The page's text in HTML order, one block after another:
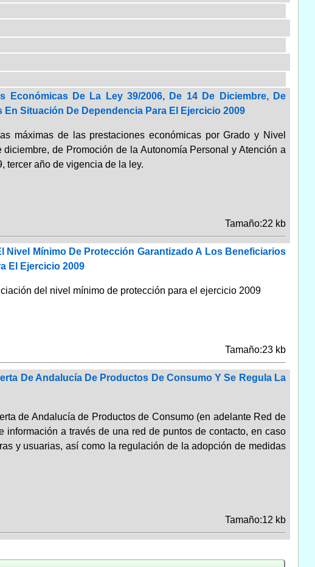
Económicas De La Ley 39/2006, De 14 De Diciembre, De
Situación De Dependencia Para El Ejercicio 2009
máximas de las prestaciones económicas por Grado y Nivel
de Promoción de la Autonomía Personal y Atención a
tercer año de vigencia de la ley.
Tamaño:22 kb
Nivel Mínimo De Protección Garantizado A Los Beneficiarios
El Ejercicio 2009
del nivel mínimo de protección para el ejercicio 2009
Tamaño:23 kb
De Andalucía De Productos De Consumo Y Se Regula La
de Andalucía de Productos de Consumo (en adelante Red de
a través de una red de puntos de contacto, en caso
y usuarias, así como la regulación de la adopción de medidas
Tamaño:12 kb